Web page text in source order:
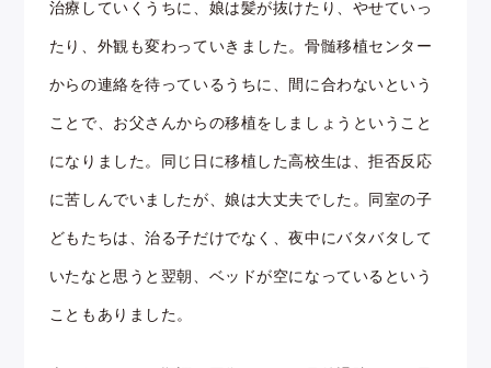
治療していくうちに、娘は髪が抜けたり、やせていっ
たり、外観も変わっていきました。骨髄移植センター
からの連絡を待っているうちに、間に合わないという
ことで、お父さんからの移植をしましょうということ
になりました。同じ日に移植した高校生は、拒否反応
に苦しんでいましたが、娘は大丈夫でした。同室の子
どもたちは、治る子だけでなく、夜中にバタバタして
いたなと思うと翌朝、ベッドが空になっているという
こともありました。